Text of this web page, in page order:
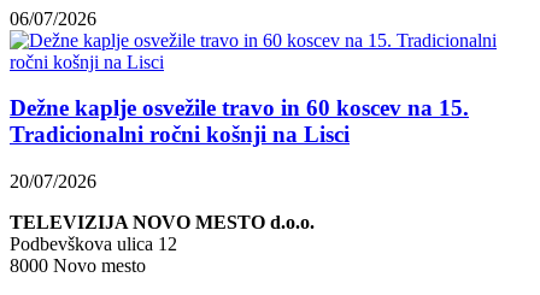
06/07/2026
Dežne kaplje osvežile travo in 60 koscev na 15.
Tradicionalni ročni košnji na Lisci
20/07/2026
TELEVIZIJA NOVO MESTO d.o.o.
Podbevškova ulica 12
8000 Novo mesto